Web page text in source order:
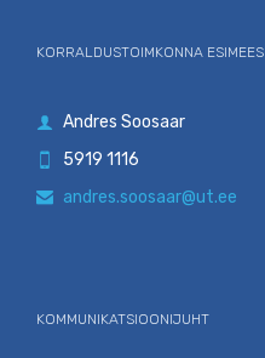
KORRALDUSTOIMKONNA ESIMEES
 Andres Soosaar
5919 1116
 andres.soosaar@ut.ee
KOMMUNIKATSIOONIJUHT